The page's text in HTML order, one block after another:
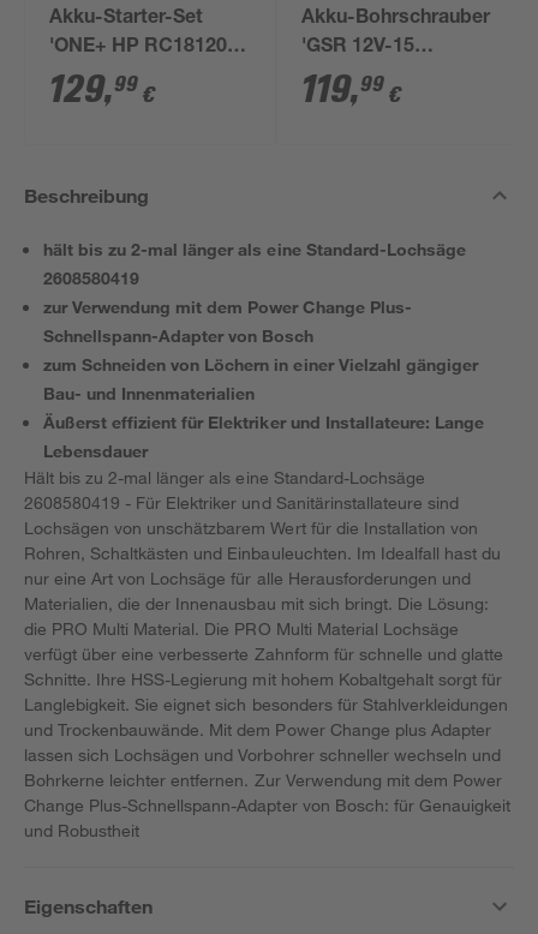
Akku-Starter-Set
'ONE+ HP RC18120-
150X' 18 V 5,0 Ah mit
Akku und Ladegerät
129,99 €
Akku-Bohrschrauber
'GSR 12V-15
Professional' mit 2
Akkus, Tasche und
119,99 €
Beschreibung
hält bis zu 2-mal länger als eine Standard-Lochsäge
2608580419
zur Verwendung mit dem Power Change Plus-
Schnellspann-Adapter von Bosch
zum Schneiden von Löchern in einer Vielzahl gängiger
Bau- und Innenmaterialien
Äußerst effizient für Elektriker und Installateure: Lange
Lebensdauer
Hält bis zu 2-mal länger als eine Standard-Lochsäge
2608580419 - Für Elektriker und Sanitärinstallateure sind
Lochsägen von unschätzbarem Wert für die Installation von
Rohren, Schaltkästen und Einbauleuchten. Im Idealfall hast du
nur eine Art von Lochsäge für alle Herausforderungen und
Materialien, die der Innenausbau mit sich bringt. Die Lösung:
die PRO Multi Material. Die PRO Multi Material Lochsäge
verfügt über eine verbesserte Zahnform für schnelle und glatte
Schnitte. Ihre HSS-Legierung mit hohem Kobaltgehalt sorgt für
Langlebigkeit. Sie eignet sich besonders für Stahlverkleidungen
und Trockenbauwände. Mit dem Power Change plus Adapter
lassen sich Lochsägen und Vorbohrer schneller wechseln und
Bohrkerne leichter entfernen. Zur Verwendung mit dem Power
Change Plus-Schnellspann-Adapter von Bosch: für Genauigkeit
und Robustheit
Eigenschaften